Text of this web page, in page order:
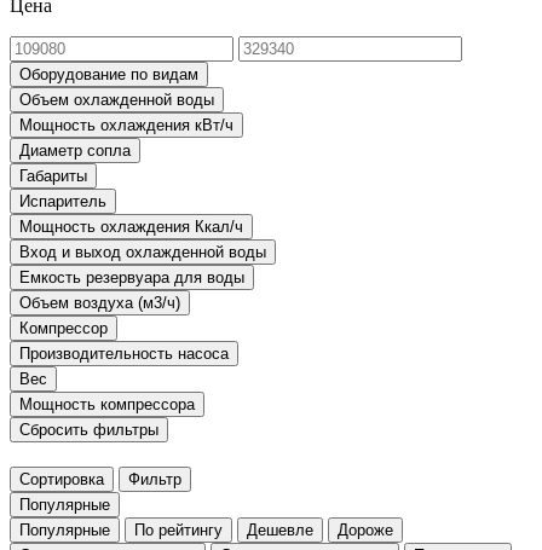
Цена
Оборудование по видам
Объем охлажденной воды
Мощность охлаждения кВт/ч
Диаметр сопла
Габариты
Испаритель
Мощность охлаждения Ккал/ч
Вход и выход охлажденной воды
Емкость резервуара для воды
Объем воздуха (м3/ч)
Компрессор
Производительность насоса
Вес
Мощность компрессора
Сбросить фильтры
Сортировка
Фильтр
Популярные
Популярные
По рейтингу Дешевле
Дороже